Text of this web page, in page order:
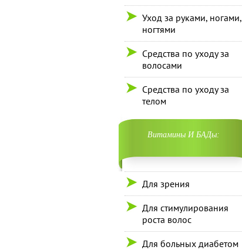
Уход за руками, ногами,
ногтями
Средства по уходу за
волосами
Средства по уходу за
телом
Витамины И БАДы:
Для зрения
Для стимулирования
роста волос
Для больных диабетом